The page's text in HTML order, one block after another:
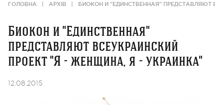
ГОЛОВНА АРХІВ БИОКОН И "ЕДИНСТВЕННАЯ" ПРЕДСТАВЛЯЮТ
Биокон и "Единственная"
представляют всеукраинский
проект "Я - женщина, я - украинка"
12.08.2015